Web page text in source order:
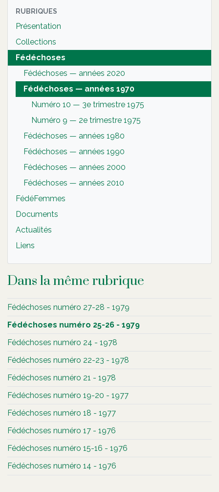
RUBRIQUES
Présentation
Collections
Fédéchoses
Fédéchoses — années 2020
Fédéchoses — années 1970
Numéro 10 — 3e trimestre 1975
Numéro 9 — 2e trimestre 1975
Fédéchoses — années 1980
Fédéchoses — années 1990
Fédéchoses — années 2000
Fédéchoses — années 2010
FédéFemmes
Documents
Actualités
Liens
Dans la même rubrique
Fédéchoses numéro 27-28 - 1979
Fédéchoses numéro 25-26 - 1979
Fédéchoses numéro 24 - 1978
Fédéchoses numéro 22-23 - 1978
Fédéchoses numéro 21 - 1978
Fédéchoses numéro 19-20 - 1977
Fédéchoses numéro 18 - 1977
Fédéchoses numéro 17 - 1976
Fédéchoses numéro 15-16 - 1976
Fédéchoses numéro 14 - 1976